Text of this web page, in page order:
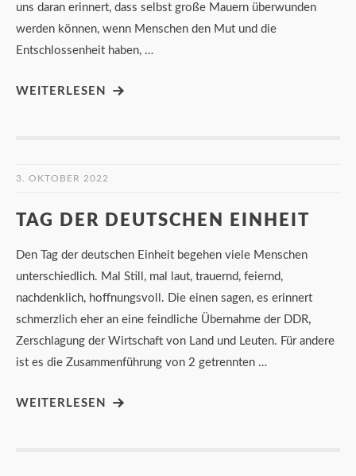
uns daran erinnert, dass selbst große Mauern überwunden
werden können, wenn Menschen den Mut und die
Entschlossenheit haben, …
WEITERLESEN
3. OKTOBER 2022
TAG DER DEUTSCHEN EINHEIT
Den Tag der deutschen Einheit begehen viele Menschen
unterschiedlich. Mal Still, mal laut, trauernd, feiernd,
nachdenklich, hoffnungsvoll. Die einen sagen, es erinnert
schmerzlich eher an eine feindliche Übernahme der DDR,
Zerschlagung der Wirtschaft von Land und Leuten. Für andere
ist es die Zusammenführung von 2 getrennten …
WEITERLESEN